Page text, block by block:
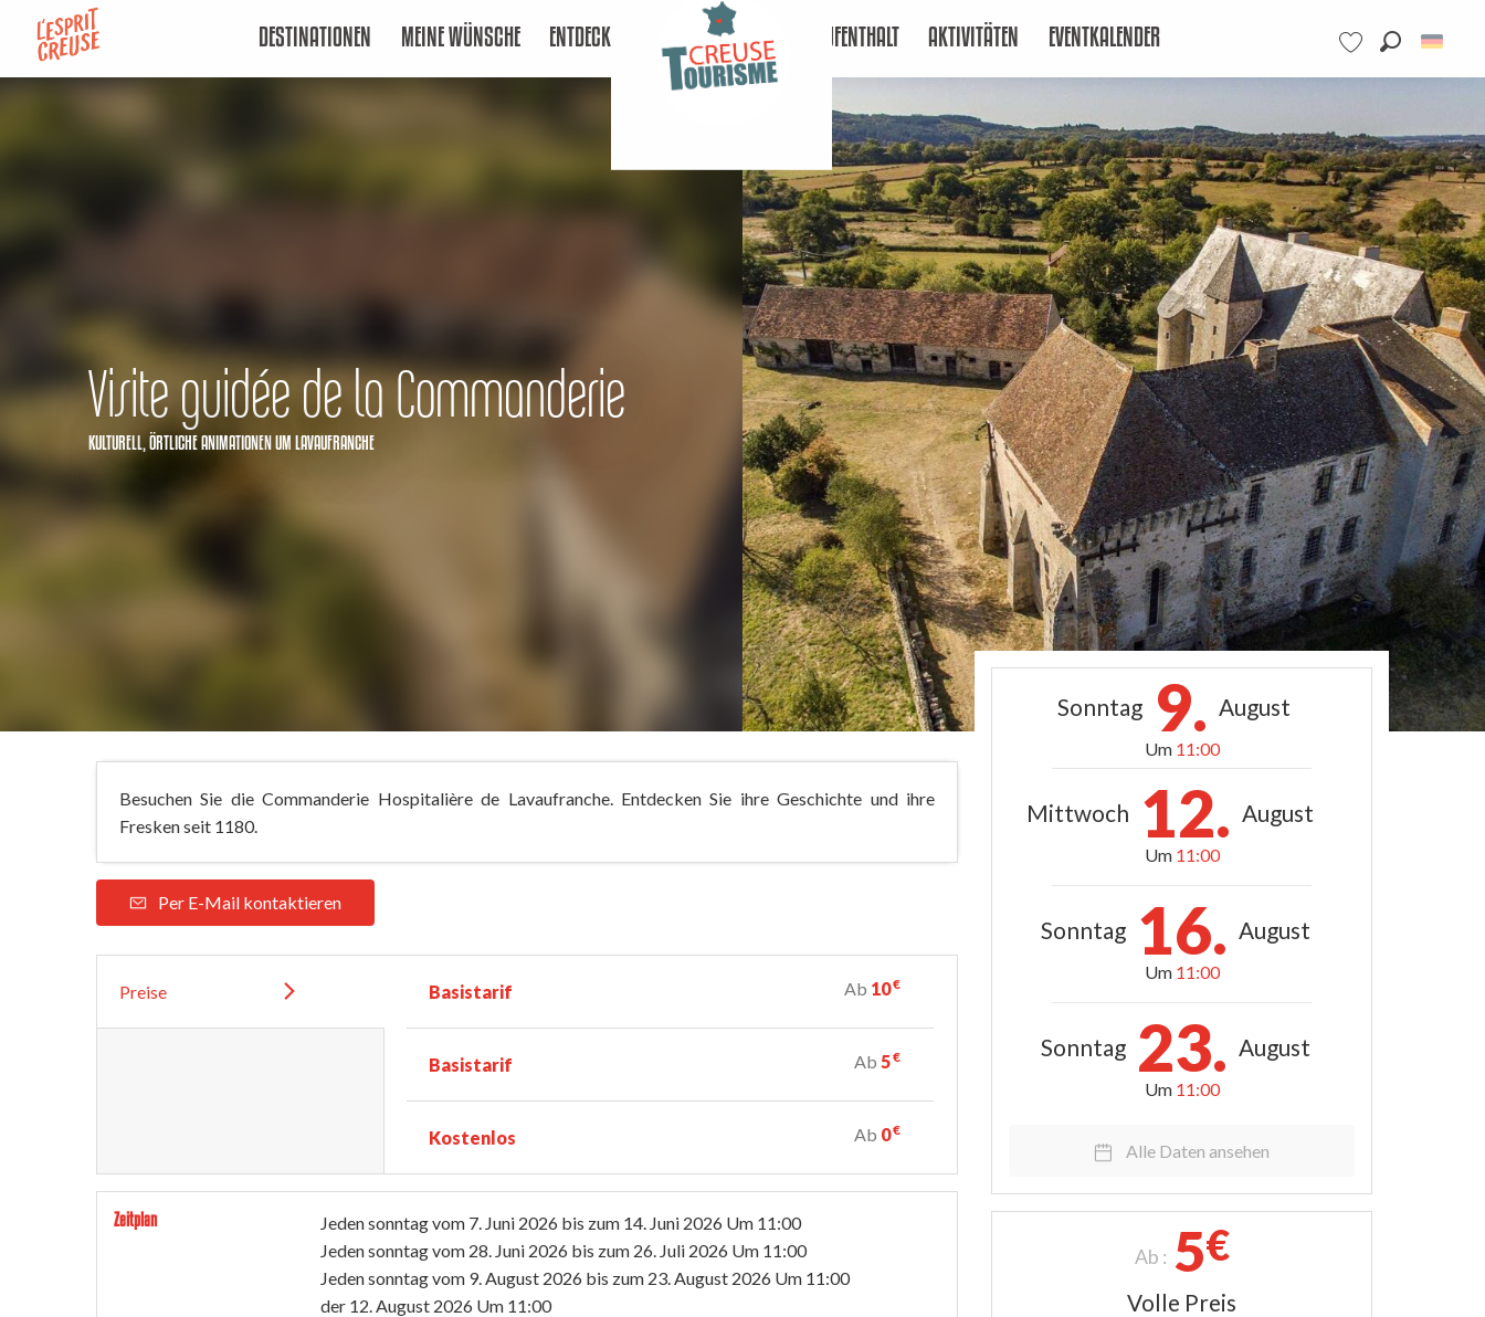
contenu
Voir les favoris
DESTINATIONEN MEINE WÜNSCHE ENTDECKEN AUFENTHALT AKTIVITÄTEN EVENTKALENDER
Visite guidée de la Commanderie
KULTURELL,ÖRTLICHE ANIMATIONENUM LAVAUFRANCHE
Besuchen Sie die Commanderie Hospitalière de Lavaufranche. Entdecken Sie ihre Geschichte und ihre
Fresken seit 1180.
Per E-Mail kontaktieren
Preise Basistarif Ab 10€
Basistarif Ab5€
Kostenlos Ab 0€
Zeitplan Jeden sonntag vom 7. Juni 2026 bis zum 14. Juni 2026 Um 11:00
Jeden sonntag vom 28. Juni 2026 bis zum 26. Juli 2026 Um 11:00
Jeden sonntag vom 9. August 2026 bis zum 23. August 2026 Um 11:00
der 12. August 2026 Um 11:00
Sonntag 9. August
Um 11:00
Mittwoch 12. August
Um 11:00
Sonntag 16. August
Um 11:00
Sonntag 23. August
Um 11:00
Alle Daten ansehen
Ab : 5€
Volle Preis